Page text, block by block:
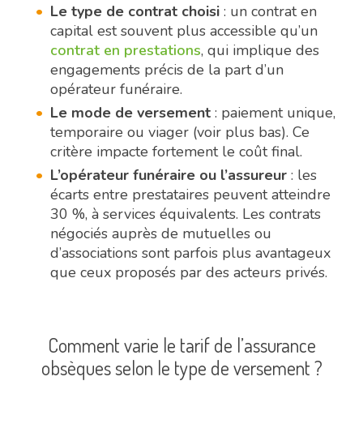
Le type de contrat choisi : un contrat en
capital est souvent plus accessible qu’un
contrat en prestations, qui implique des
engagements précis de la part d’un
opérateur funéraire.
Le mode de versement : paiement unique,
temporaire ou viager (voir plus bas). Ce
critère impacte fortement le coût final.
L’opérateur funéraire ou l’assureur: les
écarts entre prestataires peuvent atteindre
30 %, à services équivalents. Les contrats
négociés auprès de mutuelles ou
d’associations sont parfois plus avantageux
que ceux proposés par des acteurs privés.
Comment varie le tarif de l’assurance
obsèques selon le type de versement ?